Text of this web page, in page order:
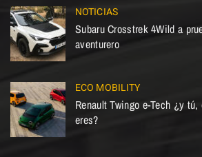
NOTICIAS
Subaru Crosstrek 4Wild a
aventurero
ECO MOBILITY
Renault Twingo e-Tech ¿y
eres?